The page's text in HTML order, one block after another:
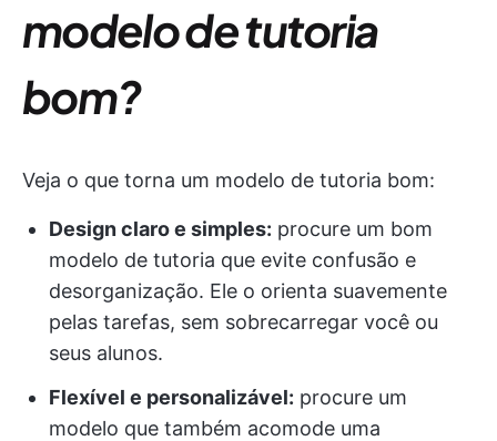
modelo de tutoria
bom?
Veja o que torna um modelo de tutoria bom:
Design claro e simples: procure um bom
modelo de tutoria que evite confusão e
desorganização. Ele o orienta suavemente
pelas tarefas, sem sobrecarregar você ou
seus alunos.
Flexível e personalizável: procure um
modelo que também acomode uma